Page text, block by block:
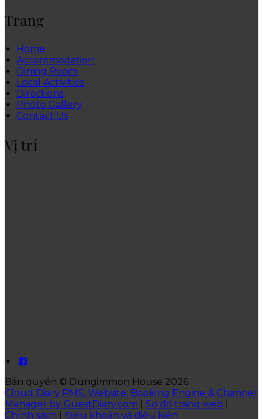
Trang
Home
Accommodation
Dining Room
Local Activities
Directions
Photo Gallery
Contact Us
Vị trí
Bản quyền © Dungimmon House 2026
Cloud Diary PMS, Website, Booking Engine & Channel
Manager by GuestDiary.com
Sơ đồ trang web
Chính sách
Điều khoản và điều kiện